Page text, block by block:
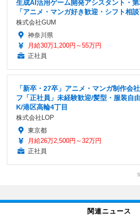
生成AI活用ゲーム開発アシスタント・
「アニメ・マンガ好き歓迎・シフト相
株式会社GUM
神奈川県
月給30万1,200円～55万円
正社員
「新卒・27卒」アニメ・マンガ制作会
フ「正社員」未経験歓迎/髪型・服装自
K/港区高輪4丁目
株式会社LOP
東京都
月給26万2,500円～32万円
正社員
関連ニュース